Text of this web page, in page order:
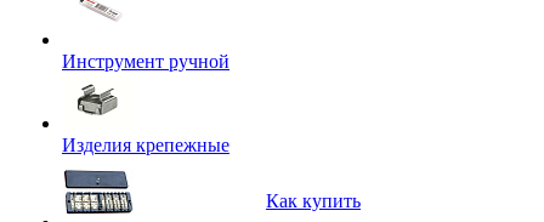
Инструмент ручной
Изделия крепежные
Как купить